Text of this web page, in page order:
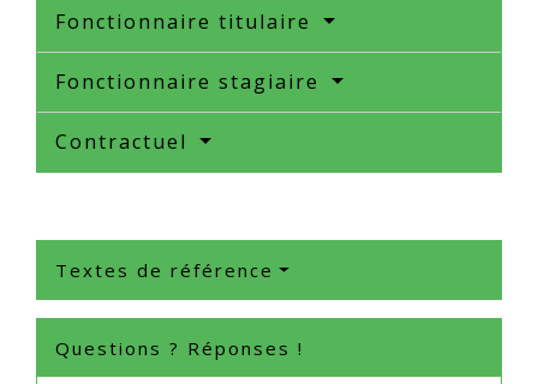
Fonctionnaire titulaire
Fonctionnaire stagiaire
Contractuel
Textes de référence
Questions ? Réponses !